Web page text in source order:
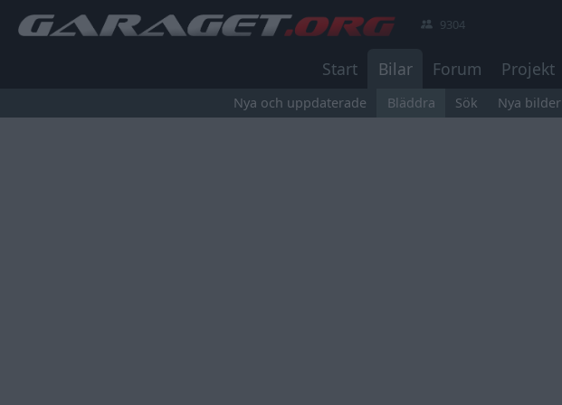
9304
Start Bilar Forum Projekt
Nya och uppdaterade Bläddra Sök Nya bilder